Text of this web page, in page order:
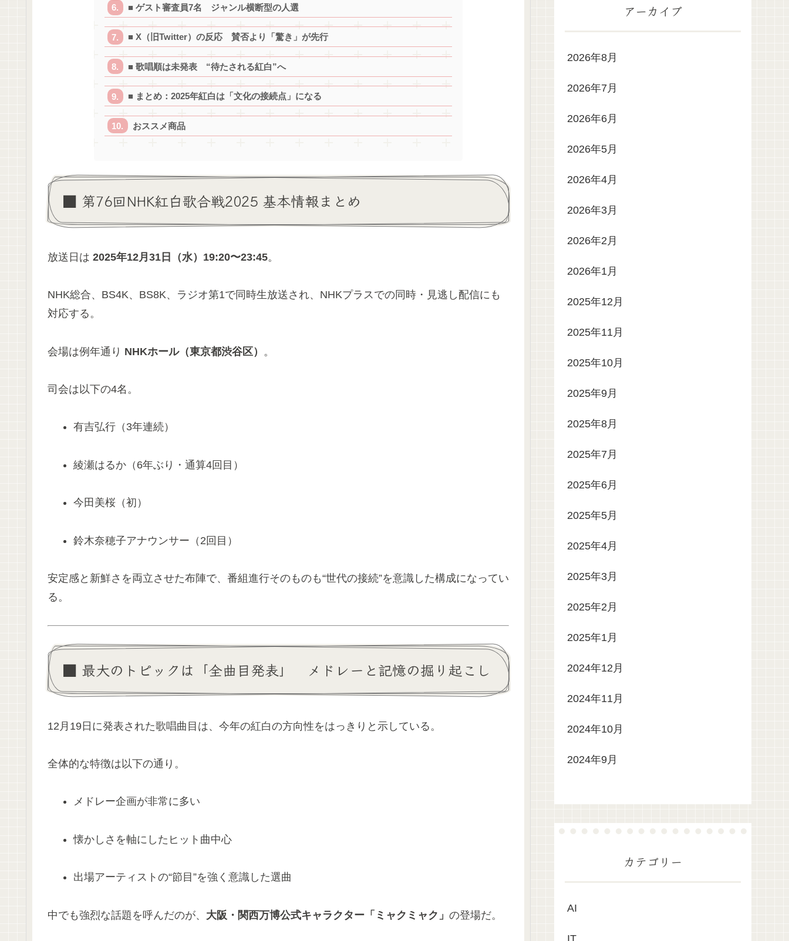
■ ゲスト審査員7名 ジャンル横断型の人選
■ X（旧Twitter）の反応 賛否より「驚き」が先行
■ 歌唱順は未発表 “待たされる紅白”へ
■ まとめ：2025年紅白は「文化の接続点」になる
おススメ商品
■ 第76回NHK紅白歌合戦2025 基本情報まとめ
放送日は 2025年12月31日（水）19:20〜23:45。
NHK総合、BS4K、BS8K、ラジオ第1で同時生放送され、NHKプラスでの同時・見逃し配信にも
対応する。
会場は例年通り NHKホール（東京都渋谷区） 。
司会は以下の4名。
有吉弘行（3年連続）
綾瀬はるか（6年ぶり・通算4回目）
今田美桜（初）
鈴木奈穂子アナウンサー（2回目）
安定感と新鮮さを両立させた布陣で、番組進行そのものも“世代の接続”を意識した構成になってい
る。
■ 最大のトピックは「全曲目発表」 メドレーと記憶の掘り起こし
12月19日に発表された歌唱曲目は、今年の紅白の方向性をはっきりと示している。
全体的な特徴は以下の通り。
メドレー企画が非常に多い
懐かしさを軸にしたヒット曲中心
出場アーティストの“節目”を強く意識した選曲
中でも強烈な話題を呼んだのが、 大阪・関西万博公式キャラクター「ミャクミャク」 の登場だ。
アーカイブ
2026年8月
2026年7月
2026年6月
2026年5月
2026年4月
2026年3月
2026年2月
2026年1月
2025年12月
2025年11月
2025年10月
2025年9月
2025年8月
2025年7月
2025年6月
2025年5月
2025年4月
2025年3月
2025年2月
2025年1月
2024年12月
2024年11月
2024年10月
2024年9月
カテゴリー
AI